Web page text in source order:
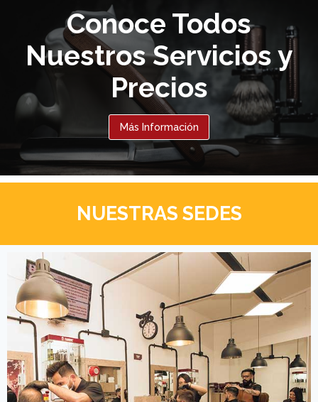
Conoce Todos
Nuestros Servicios y
Precios
Más Información
NUESTRAS SEDES